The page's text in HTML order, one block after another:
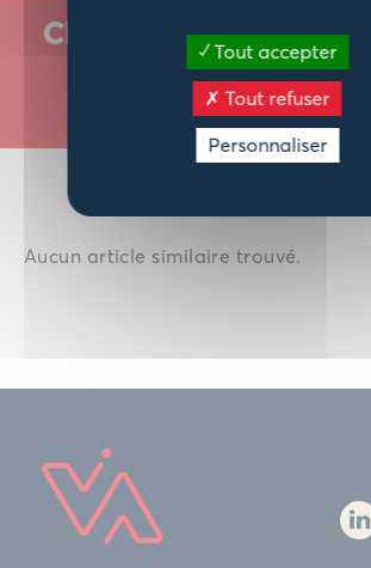
Tout accepter
Tout refuser
Personnaliser
CES ACTUALITÉS
VOUS
Voir toutes les actualites
Aucun article similaire trouvé.